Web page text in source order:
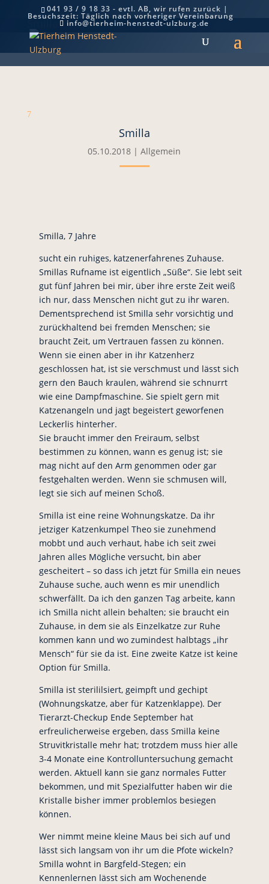
041 93 / 9 18 33 - evtl. AB, wir rufen zurück |
Besuchszeit: Täglich nach vorheriger Vereinbarung
info@tierheim-henstedt-ulzburg.de
Smilla
7
Smilla
05.10.2018 |Allgemein
Smilla, 7 Jahre
sucht ein ruhiges, katzenerfahrenes Zuhause.
Smillas Rufname ist eigentlich „Süße“. Sie lebt seit
gut fünf Jahren bei mir, über ihre erste Zeit weiß
ich nur, dass Menschen nicht gut zu ihr waren.
Dementsprechend ist Smilla sehr vorsichtig und
zurückhaltend bei fremden Menschen; sie
braucht Zeit, um Vertrauen fassen zu können.
Wenn sie einen aber in ihr Katzenherz
geschlossen hat, ist sie verschmust und lässt sich
gern den Bauch kraulen, während sie schnurrt
wie eine Dampfmaschine. Sie spielt gern mit
Katzenangeln und jagt begeistert geworfenen
Leckerlis hinterher.
Sie braucht immer den Freiraum, selbst
bestimmen zu können, wann es genug ist; sie
mag nicht auf den Arm genommen oder gar
festgehalten werden. Wenn sie schmusen will,
legt sie sich auf meinen Schoß.
Smilla ist eine reine Wohnungskatze. Da ihr
jetziger Katzenkumpel Theo sie zunehmend
mobbt und auch verhaut, habe ich seit zwei
Jahren alles Mögliche versucht, bin aber
gescheitert – so dass ich jetzt für Smilla ein neues
Zuhause suche, auch wenn es mir unendlich
schwerfällt. Da ich den ganzen Tag arbeite, kann
ich Smilla nicht allein behalten; sie braucht ein
Zuhause, in dem sie als Einzelkatze zur Ruhe
kommen kann und wo zumindest halbtags „ihr
Mensch“ für sie da ist. Eine zweite Katze ist keine
Option für Smilla.
Smilla ist sterililsiert, geimpft und gechipt
(Wohnungskatze, aber für Katzenklappe). Der
Tierarzt-Checkup Ende September hat
erfreulicherweise ergeben, dass Smilla keine
Struvitkristalle mehr hat; trotzdem muss hier alle
3-4 Monate eine Kontrolluntersuchung gemacht
werden. Aktuell kann sie ganz normales Futter
bekommen, und mit Spezialfutter haben wir die
Kristalle bisher immer problemlos besiegen
können.
Wer nimmt meine kleine Maus bei sich auf und
lässt sich langsam von ihr um die Pfote wickeln?
Smilla wohnt in Bargfeld-Stegen; ein
Kennenlernen lässt sich am Wochenende